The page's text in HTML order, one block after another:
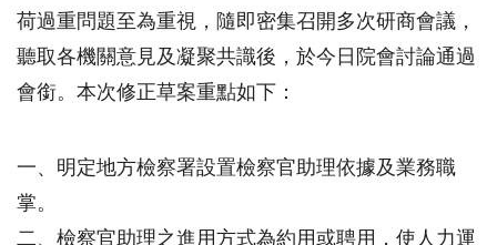
荷過重問題至為重視，隨即密集召開多次研商會議，
聽取各機關意見及凝聚共識後，於今日院會討論通過
會銜。本次修正草案重點如下：
一、明定地方檢察署設置檢察官助理依據及業務職
掌。
二、檢察官助理之進用方式為約用或聘用，使人力運